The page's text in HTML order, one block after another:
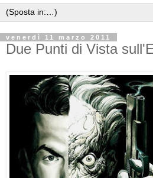
venerdì 11 marzo 2011
Due Punti di Vista